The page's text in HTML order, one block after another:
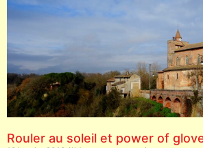
Rouler au soleil et power of